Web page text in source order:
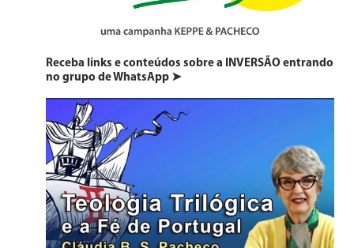
Receba links e conteúdos sobre a INVERSÃO entrando
no grupo de WhatsApp ➤